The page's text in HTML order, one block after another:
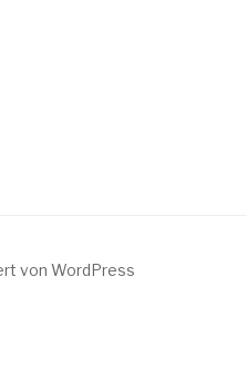
von WordPress